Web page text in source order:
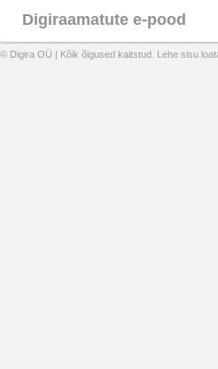
Digiraamatute e-pood
© Digira OÜ | Kõik õigused kaitstud. Lehe sisu